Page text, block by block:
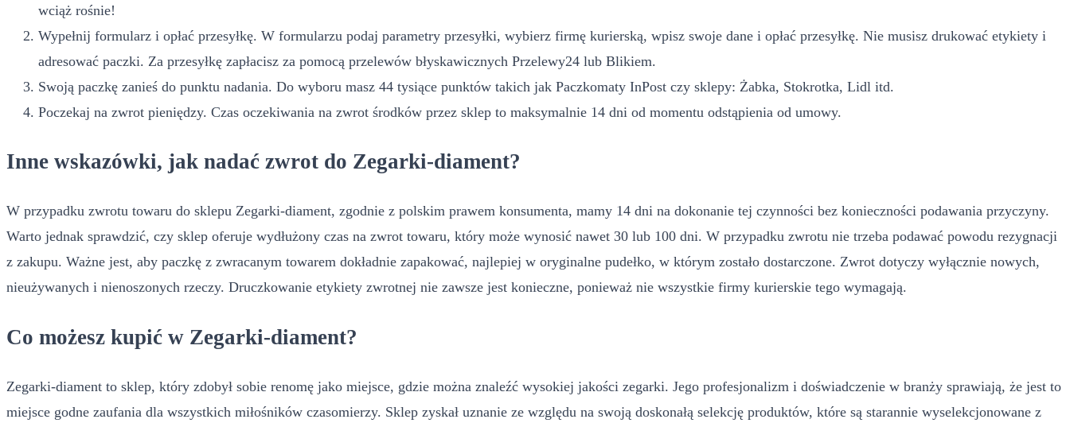
wciąż rośnie!
Wypełnij formularz i opłać przesyłkę. W formularzu podaj parametry przesyłki, wybierz firmę kurierską, wpisz swoje dane i opłać przesyłkę. Nie musisz drukować etykiety i
adresować paczki. Za przesyłkę zapłacisz za pomocą przelewów błyskawicznych Przelewy24 lub Blikiem.
Swoją paczkę zanieś do punktu nadania. Do wyboru masz 44 tysiące punktów takich jak Paczkomaty InPost czy sklepy: Żabka, Stokrotka, Lidl itd.
Poczekaj na zwrot pieniędzy. Czas oczekiwania na zwrot środków przez sklep to maksymalnie 14 dni od momentu odstąpienia od umowy.
Inne wskazówki, jak nadać zwrot do Zegarki-diament?
W przypadku zwrotu towaru do sklepu Zegarki-diament, zgodnie z polskim prawem konsumenta, mamy 14 dni na dokonanie tej czynności bez konieczności podawania przyczyny.
Warto jednak sprawdzić, czy sklep oferuje wydłużony czas na zwrot towaru, który może wynosić nawet 30 lub 100 dni. W przypadku zwrotu nie trzeba podawać powodu rezygnacji
z zakupu. Ważne jest, aby paczkę z zwracanym towarem dokładnie zapakować, najlepiej w oryginalne pudełko, w którym zostało dostarczone. Zwrot dotyczy wyłącznie nowych,
nieużywanych i nienoszonych rzeczy. Druczkowanie etykiety zwrotnej nie zawsze jest konieczne, ponieważ nie wszystkie firmy kurierskie tego wymagają.
Co możesz kupić w Zegarki-diament?
Zegarki-diament to sklep, który zdobył sobie renomę jako miejsce, gdzie można znaleźć wysokiej jakości zegarki. Jego profesjonalizm i doświadczenie w branży sprawiają, że jest to
miejsce godne zaufania dla wszystkich miłośników czasomierzy. Sklep zyskał uznanie ze względu na swoją doskonałą selekcję produktów, które są starannie wyselekcjonowane z